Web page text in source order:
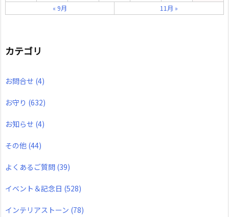
« 9月 11月 »
カテゴリ
お問合せ (4)
お守り (632)
お知らせ (4)
その他 (44)
よくあるご質問 (39)
イベント＆記念日 (528)
インテリアストーン (78)